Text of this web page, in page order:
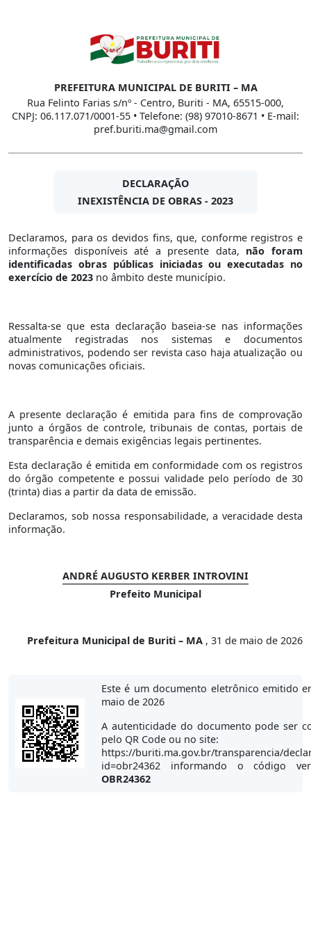
PREFEITURA MUNICIPAL DE BURITI – MA
Rua Felinto Farias s/nº - Centro, Buriti - MA, 65515-000,
CNPJ: 06.117.071/0001-55 • Telefone: (98) 97010-8671 • E-mail:
pref.buriti.ma@gmail.com
DECLARAÇÃO
INEXISTÊNCIA DE OBRAS - 2023
Declaramos, para os devidos fins, que, conforme registros e
informações disponíveis até a presente data, não foram
identificadas obras públicas iniciadas ou executadas no
exercício de 2023 no âmbito deste município.
Ressalta-se que esta declaração baseia-se nas informações
atualmente registradas nos sistemas e documentos
administrativos, podendo ser revista caso haja atualização ou
novas comunicações oficiais.
A presente declaração é emitida para fins de comprovação
junto a órgãos de controle, tribunais de contas, portais de
transparência e demais exigências legais pertinentes.
Esta declaração é emitida em conformidade com os registros
do órgão competente e possui validade pelo período de 30
(trinta) dias a partir da data de emissão.
Declaramos, sob nossa responsabilidade, a veracidade desta
informação.
ANDRÉ AUGUSTO KERBER INTROVINI
Prefeito Municipal
Prefeitura Municipal de Buriti – MA , 31 de maio de 2026
Este é um documento eletrônico emitido
maio de 2026
A autenticidade do documento pode ser
pelo QR Code ou no site:
https://buriti.ma.gov.br/transparencia/
id=obr24362 informando o código
OBR24362